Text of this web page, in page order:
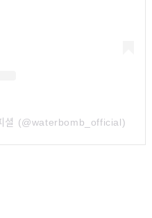
(@waterbomb_official)